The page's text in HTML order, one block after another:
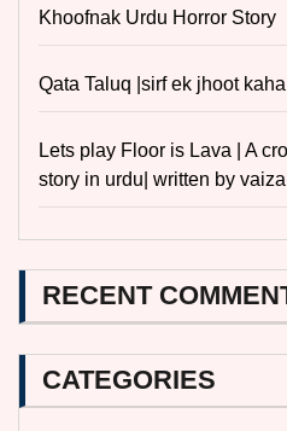
Khoofnak Urdu Horror Story
Qata Taluq |sirf ek jhoot
Lets play Floor is Lava | A
story in urdu| written by
RECENT
CATEGORIES